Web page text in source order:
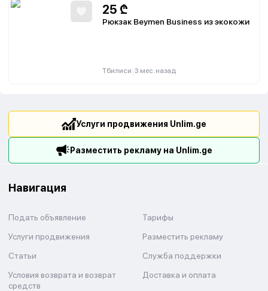
25 ₾
Рюкзак Beymen Business из экокожи
Тбилиси 3 мес. назад
Услуги продвижения Unlim.ge
Разместить рекламу на Unlim.ge
Навигация
Подать объявление
Тарифы
Услуги продвижения
Разместить рекламу
Статьи
Служба поддержки
Условия возврата и возврат
средств
Доставка и оплата